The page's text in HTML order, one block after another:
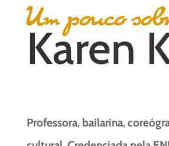
Um pouco
Karen
Professora, bailarina,